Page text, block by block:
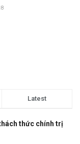
Latest
thức chính trị